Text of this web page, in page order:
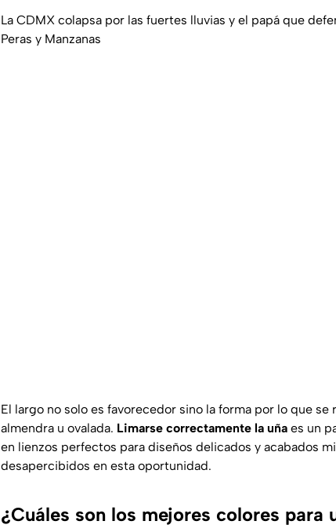
La CDMX colapsa por las fuertes lluvias y el papá que
Peras y Manzanas
El largo no solo es favorecedor sino la forma por lo que
almendra u ovalada. Limarse correctamente la uña es un
en lienzos perfectos para diseños delicados y acabados
desapercibidos en esta oportunidad.
¿Cuáles son los mejores colores para